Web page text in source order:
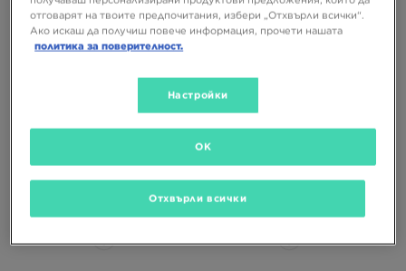
17,99 €
35,19 ЛВ. 70,39 ЛВ.
21,99 €
43,01 ЛВ. – най-ниска цена
отговарят на твоите предпочитания, избери „Отхвърли всички“.
Ако искаш да получиш повече информация, прочети нашата
политика за поверителност.
Настройки
Отхвърли всички
OK